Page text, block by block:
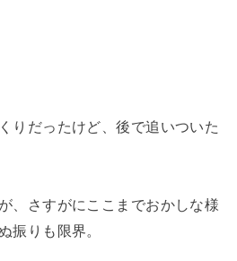
りだったけど、後で追いついた
、さすがにここまでおかしな様
振りも限界。